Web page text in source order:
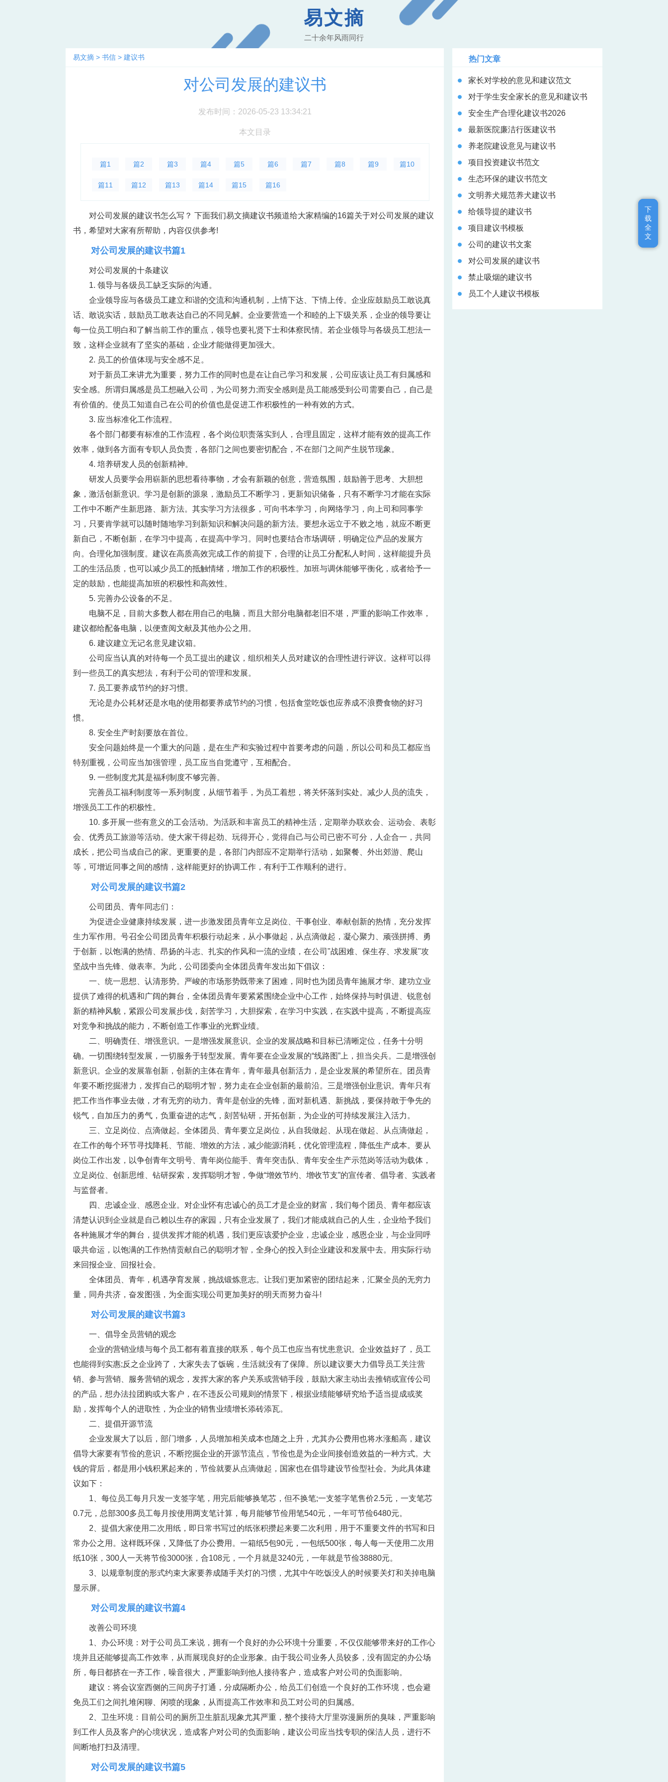
易文摘
二十余年风雨同行
易文摘 > 书信 > 建议书
对公司发展的建议书
发布时间：2026-05-23 13:34:21
本文目录
篇1 篇2 篇3 篇4 篇5 篇6 篇7 篇8 篇9 篇10
篇11 篇12 篇13 篇14 篇15 篇16
对公司发展的建议书怎么写？ 下面我们易文摘建议书频道给大家精编的16篇关于对公司发展的建议
书，希望对大家有所帮助，内容仅供参考!
对公司发展的建议书篇1
对公司发展的十条建议
1. 领导与各级员工缺乏实际的沟通。
企业领导应与各级员工建立和谐的交流和沟通机制，上情下达、下情上传。企业应鼓励员工敢说真
话、敢说实话，鼓励员工敢表达自己的不同见解。企业要营造一个和睦的上下级关系，企业的领导要让
每一位员工明白和了解当前工作的重点，领导也要礼贤下士和体察民情。若企业领导与各级员工想法一
致，这样企业就有了坚实的基础，企业才能做得更加强大。
2. 员工的价值体现与安全感不足。
对于新员工来讲尤为重要，努力工作的同时也是在让自己学习和发展，公司应该让员工有归属感和
安全感。所谓归属感是员工想融入公司，为公司努力;而安全感则是员工能感受到公司需要自己，自己是
有价值的。使员工知道自己在公司的价值也是促进工作积极性的一种有效的方式。
3. 应当标准化工作流程。
各个部门都要有标准的工作流程，各个岗位职责落实到人，合理且固定，这样才能有效的提高工作
效率，做到各方面有专职人员负责，各部门之间也要密切配合，不在部门之间产生脱节现象。
4. 培养研发人员的创新精神。
研发人员要学会用崭新的思想看待事物，才会有新颖的创意，营造氛围，鼓励善于思考、大胆想
象，激活创新意识。学习是创新的源泉，激励员工不断学习，更新知识储备，只有不断学习才能在实际
工作中不断产生新思路、新方法。其实学习方法很多，可向书本学习，向网络学习，向上司和同事学
习，只要肯学就可以随时随地学习到新知识和解决问题的新方法。要想永远立于不败之地，就应不断更
新自己，不断创新，在学习中提高，在提高中学习。同时也要结合市场调研，明确定位产品的发展方
向。合理化加强制度。建议在高质高效完成工作的前提下，合理的让员工分配私人时间，这样能提升员
工的生活品质，也可以减少员工的抵触情绪，增加工作的积极性。加班与调休能够平衡化，或者给予一
定的鼓励，也能提高加班的积极性和高效性。
5. 完善办公设备的不足。
电脑不足，目前大多数人都在用自己的电脑，而且大部分电脑都老旧不堪，严重的影响工作效率，
建议都给配备电脑，以便查阅文献及其他办公之用。
6. 建议建立无记名意见建议箱。
公司应当认真的对待每一个员工提出的建议，组织相关人员对建议的合理性进行评议。这样可以得
到一些员工的真实想法，有利于公司的管理和发展。
7. 员工要养成节约的好习惯。
无论是办公耗材还是水电的使用都要养成节约的习惯，包括食堂吃饭也应养成不浪费食物的好习
惯。
8. 安全生产时刻要放在首位。
安全问题始终是一个重大的问题，是在生产和实验过程中首要考虑的问题，所以公司和员工都应当
特别重视，公司应当加强管理，员工应当自觉遵守，互相配合。
9. 一些制度尤其是福利制度不够完善。
完善员工福利制度等一系列制度，从细节着手，为员工着想，将关怀落到实处。减少人员的流失，
增强员工工作的积极性。
10. 多开展一些有意义的工会活动。为活跃和丰富员工的精神生活，定期举办联欢会、运动会、表彰
会、优秀员工旅游等活动。使大家干得起劲、玩得开心，觉得自己与公司已密不可分，人企合一，共同
成长，把公司当成自己的家。更重要的是，各部门内部应不定期举行活动，如聚餐、外出郊游、爬山
等，可增近同事之间的感情，这样能更好的协调工作，有利于工作顺利的进行。
对公司发展的建议书篇2
公司团员、青年同志们：
为促进企业健康持续发展，进一步激发团员青年立足岗位、干事创业、奉献创新的热情，充分发挥
生力军作用。号召全公司团员青年积极行动起来，从小事做起，从点滴做起，凝心聚力、顽强拼搏、勇
于创新，以饱满的热情、昂扬的斗志、扎实的作风和一流的业绩，在公司"战困难、保生存、求发展"攻
坚战中当先锋、做表率。为此，公司团委向全体团员青年发出如下倡议：
一、统一思想、认清形势。严峻的市场形势既带来了困难，同时也为团员青年施展才华、建功立业
提供了难得的机遇和广阔的舞台，全体团员青年要紧紧围绕企业中心工作，始终保持与时俱进、锐意创
新的精神风貌，紧跟公司发展步伐，刻苦学习，大胆探索，在学习中实践，在实践中提高，不断提高应
对竞争和挑战的能力，不断创造工作事业的光辉业绩。
二、明确责任、增强意识。一是增强发展意识。企业的发展战略和目标已清晰定位，任务十分明
确。一切围绕转型发展，一切服务于转型发展。青年要在企业发展的“线路图”上，担当尖兵。二是增强创
新意识。企业的发展靠创新，创新的主体在青年，青年最具创新活力，是企业发展的希望所在。团员青
年要不断挖掘潜力，发挥自己的聪明才智，努力走在企业创新的最前沿。三是增强创业意识。青年只有
把工作当作事业去做，才有无穷的动力。青年是创业的先锋，面对新机遇、新挑战，要保持敢于争先的
锐气，自加压力的勇气，负重奋进的志气，刻苦钻研，开拓创新，为企业的可持续发展注入活力。
三、立足岗位、点滴做起。全体团员、青年要立足岗位，从自我做起、从现在做起、从点滴做起，
在工作的每个环节寻找降耗、节能、增效的方法，减少能源消耗，优化管理流程，降低生产成本。要从
岗位工作出发，以争创青年文明号、青年岗位能手、青年突击队、青年安全生产示范岗等活动为载体，
立足岗位、创新思维、钻研探索，发挥聪明才智，争做“增效节约、增收节支”的宣传者、倡导者、实践者
与监督者。
四、忠诚企业、感恩企业。对企业怀有忠诚心的员工才是企业的财富，我们每个团员、青年都应该
清楚认识到企业就是自己赖以生存的家园，只有企业发展了，我们才能成就自己的人生，企业给予我们
各种施展才华的舞台，提供发挥才能的机遇，我们更应该爱护企业，忠诚企业，感恩企业，与企业同呼
吸共命运，以饱满的工作热情贡献自己的聪明才智，全身心的投入到企业建设和发展中去。用实际行动
来回报企业、回报社会。
全体团员、青年，机遇孕育发展，挑战锻炼意志。让我们更加紧密的团结起来，汇聚全员的无穷力
量，同舟共济，奋发图强，为全面实现公司更加美好的明天而努力奋斗!
对公司发展的建议书篇3
一、倡导全员营销的观念
企业的营销业绩与每个员工都有着直接的联系，每个员工也应当有忧患意识。企业效益好了，员工
也能得到实惠;反之企业跨了，大家失去了饭碗，生活就没有了保障。所以建议要大力倡导员工关注营
销、参与营销、服务营销的观念，发挥大家的客户关系或营销手段，鼓励大家主动出去推销或宣传公司
的产品，想办法拉团购或大客户，在不违反公司规则的情景下，根据业绩能够研究给予适当提成或奖
励，发挥每个人的进取性，为企业的销售业绩增长添砖添瓦。
二、提倡开源节流
企业发展大了以后，部门增多，人员增加相关成本也随之上升，尤其办公费用也将水涨船高，建议
倡导大家要有节俭的意识，不断挖掘企业的开源节流点，节俭也是为企业间接创造效益的一种方式。大
钱的背后，都是用小钱积累起来的，节俭就要从点滴做起，国家也在倡导建设节俭型社会。为此具体建
议如下：
1、每位员工每月只发一支签字笔，用完后能够换笔芯，但不换笔;一支签字笔售价2.5元，一支笔芯
0.7元，总部300多员工每月按使用两支笔计算，每月能够节俭用笔540元，一年可节俭6480元。
2、提倡大家使用二次用纸，即日常书写过的纸张积攒起来要二次利用，用于不重要文件的书写和日
常办公之用。这样既环保，又降低了办公费用。一箱纸5包90元，一包纸500张，每人每一天使用二次用
纸10张，300人一天将节俭3000张，合108元，一个月就是3240元，一年就是节俭38880元。
3、以规章制度的形式约束大家要养成随手关灯的习惯，尤其中午吃饭没人的时候要关灯和关掉电脑
显示屏。
对公司发展的建议书篇4
改善公司环境
1、办公环境：对于公司员工来说，拥有一个良好的办公环境十分重要，不仅仅能够带来好的工作心
境并且还能够提高工作效率，从而展现良好的企业形象。由于我公司业务人员较多，没有固定的办公场
所，每日都挤在一齐工作，噪音很大，严重影响到他人接待客户，造成客户对公司的负面影响。
建议：将会议室西侧的三间房子打通，分成隔断办公，给员工们创造一个良好的工作环境，也会避
免员工们之间扎堆闲聊、闲喷的现象，从而提高工作效率和员工对公司的归属感。
2、卫生环境：目前公司的厕所卫生脏乱现象尤其严重，整个接待大厅里弥漫厕所的臭味，严重影响
到工作人员及客户的心境状况，造成客户对公司的负面影响，建议公司应当找专职的保洁人员，进行不
间断地打扫及清理。
对公司发展的建议书篇5
热门文章
家长对学校的意见和建议范文
对于学生安全家长的意见和建议书
安全生产合理化建议书2026
最新医院廉洁行医建议书
养老院建设意见与建议书
项目投资建议书范文
生态环保的建议书范文
文明养犬规范养犬建议书
给领导提的建议书
项目建议书模板
公司的建议书文案
对公司发展的建议书
禁止吸烟的建议书
员工个人建议书模板
下
载
全
文
下
载
全
文